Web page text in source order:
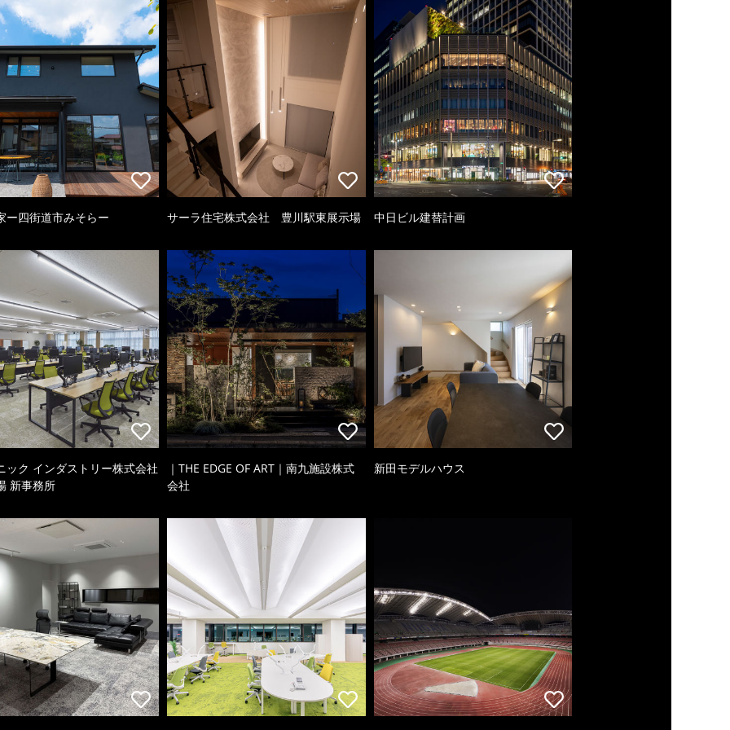
ー四街道市みそらー サーラ住宅株式会社 豊川駅東展示場 中日ビル建替計画
ック インダストリー株式会社
新事務所
｜THE EDGE OF ART｜南九施設株式
会社
新田モデルハウス